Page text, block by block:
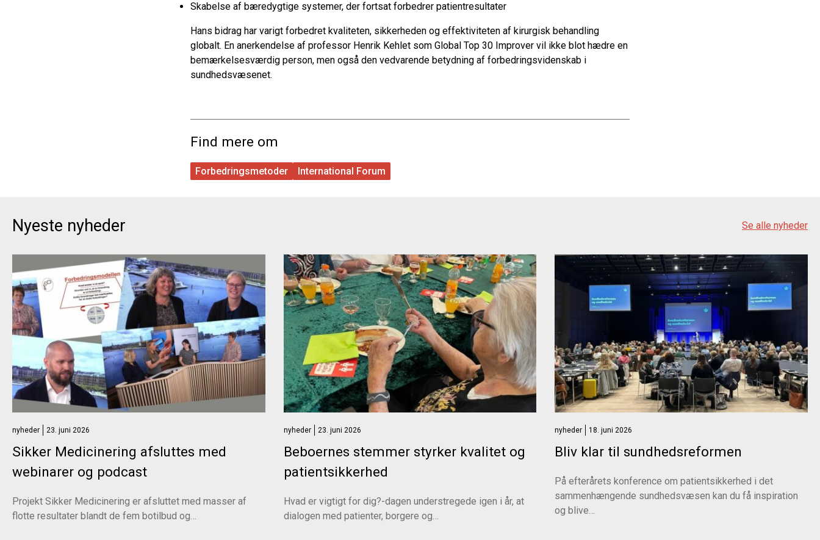
Skabelse af bæredygtige systemer, der fortsat forbedrer patientresultater
Hans bidrag har varigt forbedret kvaliteten, sikkerheden og effektiviteten af kirurgisk behandling
globalt. En anerkendelse af professor Henrik Kehlet som Global Top 30 Improver vil ikke blot hædre en
bemærkelsesværdig person, men også den vedvarende betydning af forbedringsvidenskab i
sundhedsvæsenet.
Find mere om
Forbedringsmetoder International Forum
Nyeste nyheder Se alle nyheder
nyheder 23. juni 2026
Sikker Medicinering afsluttes med
webinarer og podcast
Projekt Sikker Medicinering er afsluttet med masser af
flotte resultater blandt de fem botilbud og…
nyheder 23. juni 2026
Beboernes stemmer styrker kvalitet og
patientsikkerhed
Hvad er vigtigt for dig?-dagen understregede igen i år, at
dialogen med patienter, borgere og…
nyheder 18. juni 2026
Bliv klar til sundhedsreformen
På efterårets konference om patientsikkerhed i det
sammenhængende sundhedsvæsen kan du få inspiration
og blive…